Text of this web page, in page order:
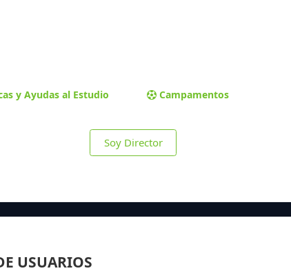
y Ayudas al Estudio Campamentos
Soy Director
USUARIOS